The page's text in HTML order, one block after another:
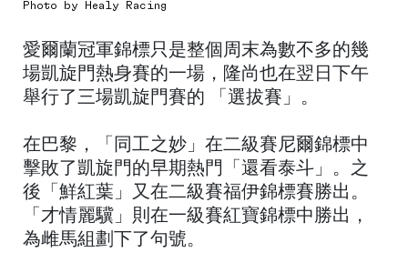
Photo by Healy Racing
愛爾蘭冠軍錦標只是整個周末為數不多的幾
場凱旋門熱身賽的一場，隆尚也在翌日下午
舉行了三場凱旋門賽的 「選拔賽」。
在巴黎，「同工之妙」在二級賽尼爾錦標中
擊敗了凱旋門的早期熱門「還看泰斗」。之
後「鮮紅葉」又在二級賽福伊錦標賽勝出。
「才情麗驥」則在一級賽紅寶錦標中勝出，
為雌馬組劃下了句號。